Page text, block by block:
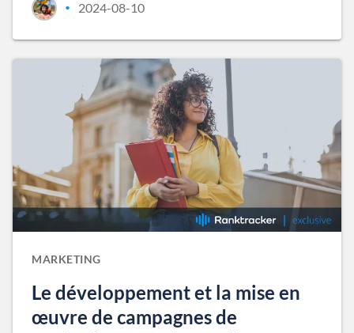
• 2024-08-10
MARKETING
Le développement et la mise en
œuvre de campagnes de